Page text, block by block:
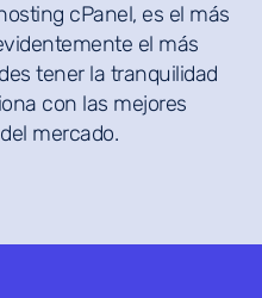
cPanel, es el más
el más
tener la tranquilidad
con las mejores
mercado.